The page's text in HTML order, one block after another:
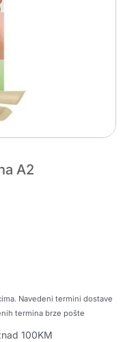
A2
Navedeni termini dostave
termina brze pošte
100KM